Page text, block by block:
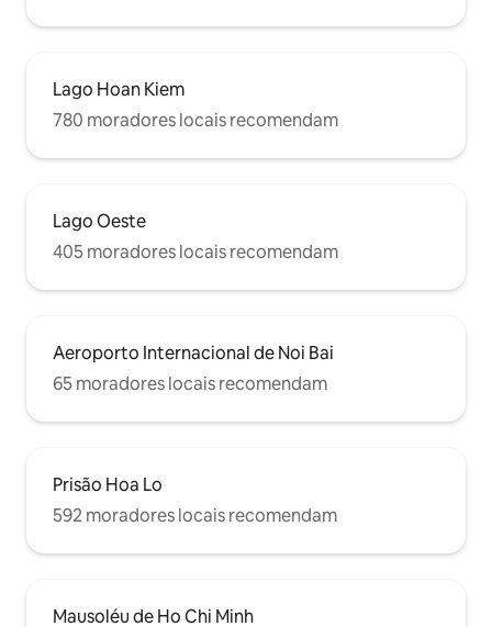
Lago Hoan Kiem
780 moradores locais recomendam
Lago Oeste
405 moradores locais recomendam
Aeroporto Internacional de Noi Bai
65 moradores locais recomendam
Prisão Hoa Lo
592 moradores locais recomendam
Mausoléu de Ho Chi Minh